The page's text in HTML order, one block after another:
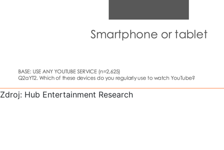
Zdroj: Hub Entertainment Research